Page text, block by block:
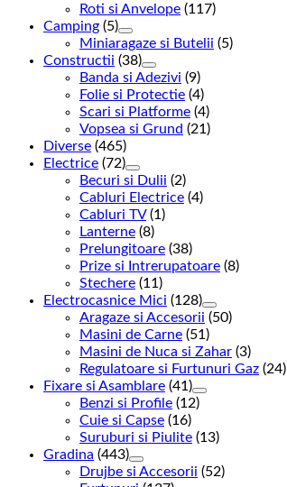
Roti si Anvelope (117)
Camping (5)
Miniaragaze si Butelii (5)
Constructii (38)
Banda si Adezivi (9)
Folie si Protectie (4)
Scari si Platforme (4)
Vopsea si Grund (21)
Diverse (465)
Electrice (72)
Becuri si Dulii (2)
Cabluri Electrice (4)
Cabluri TV (1)
Lanterne (8)
Prelungitoare (38)
Prize si Intrerupatoare (8)
Stechere (11)
Electrocasnice Mici (128)
Aragaze si Accesorii (50)
Masini de Carne (51)
Masini de Nuca si Zahar (3)
Regulatoare si Furtunuri Gaz (24)
Fixare si Asamblare (41)
Benzi si Profile (12)
Cuie si Capse (16)
Suruburi si Piulite (13)
Gradina (443)
Drujbe si Accesorii (52)